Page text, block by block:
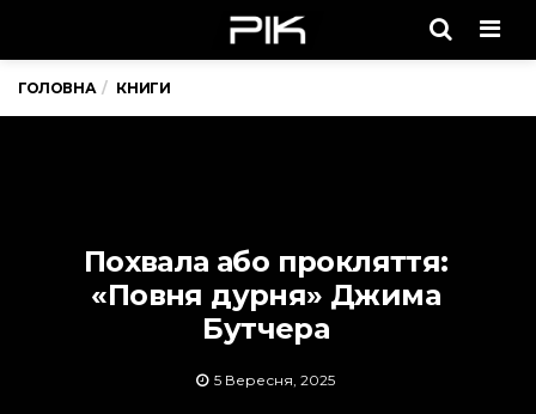
ГОЛОВНА КНИГИ
Похвала або прокляття:
«Повня дурня» Джима
Бутчера
5 Вересня, 2025